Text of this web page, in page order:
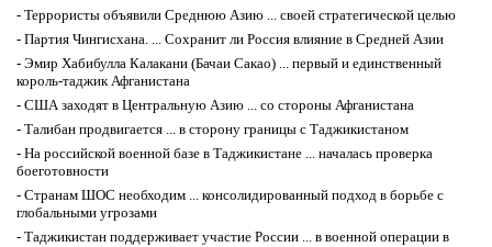
- Террористы объявили Среднюю Азию ... своей стратегической целью
- Партия Чингисхана. ... Сохранит ли Россия влияние в Средней Азии
- Эмир Хабибулла Калакани (Бачаи Сакао) ... первый и единственный
король-таджик Афганистана
- США заходят в Центральную Азию ... со стороны Афганистана
- Талибан продвигается ... в сторону границы с Таджикистаном
- На российской военной базе в Таджикистане ... началась проверка
боеготовности
- Странам ШОС необходим ... консолидированный подход в борьбе с
глобальными угрозами
- Таджикистан поддерживает участие России ... в военной операции в